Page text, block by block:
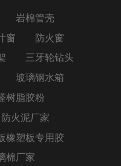
岩棉管壳
窗
防火窗
三牙轮钻头
玻璃钢水箱
树脂胶粉
防火泥厂家
橡塑板专用胶
棉厂家